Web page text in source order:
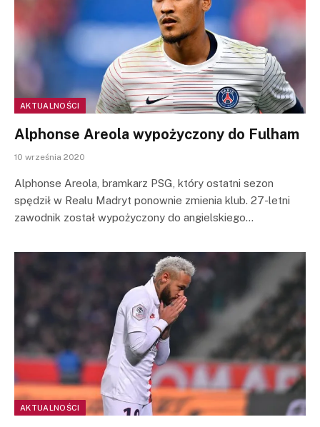
AKTUALNOŚCI
Alphonse Areola wypożyczony do Fulham
10 września 2020
Alphonse Areola, bramkarz PSG, który ostatni sezon
spędził w Realu Madryt ponownie zmienia klub. 27-letni
zawodnik został wypożyczony do angielskiego…
AKTUALNOŚCI